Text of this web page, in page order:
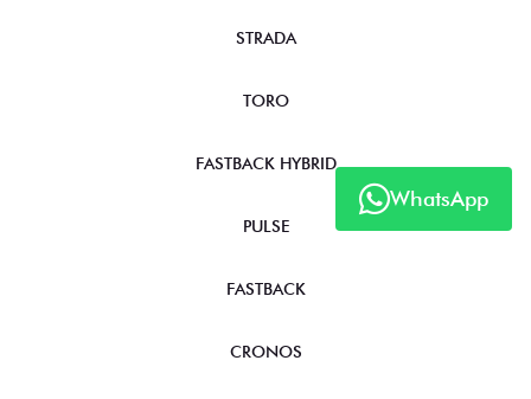
WhatsApp
STRADA
TORO
FASTBACK HYBRID
PULSE
FASTBACK
CRONOS